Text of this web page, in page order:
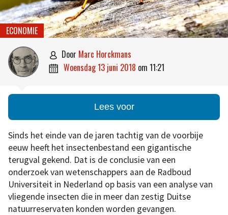
ECONOMIE
 door Marc Horckmans
 woensdag 13 juni 2018 om 11:21
Lees voor
Sinds het einde van de jaren tachtig van de voorbije
eeuw heeft het insectenbestand een gigantische
terugval gekend. Dat is de conclusie van een
onderzoek van wetenschappers aan de Radboud
Universiteit in Nederland op basis van een analyse van
vliegende insecten die in meer dan zestig Duitse
natuurreservaten konden worden gevangen.